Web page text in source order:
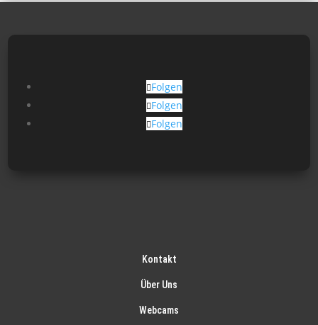
Folgen
Folgen
Folgen
Kontakt
Über Uns
Webcams